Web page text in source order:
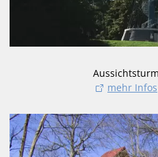
mehr Infos